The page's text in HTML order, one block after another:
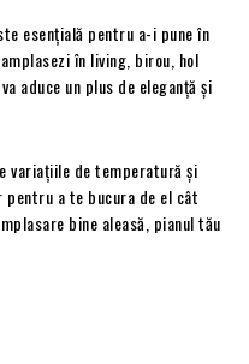
esențială pentru a-i pune în
în living, birou, hol
aduce un plus de eleganță și
variațiile de temperatură și
a te bucura de el cât
bine aleasă, pianul tău